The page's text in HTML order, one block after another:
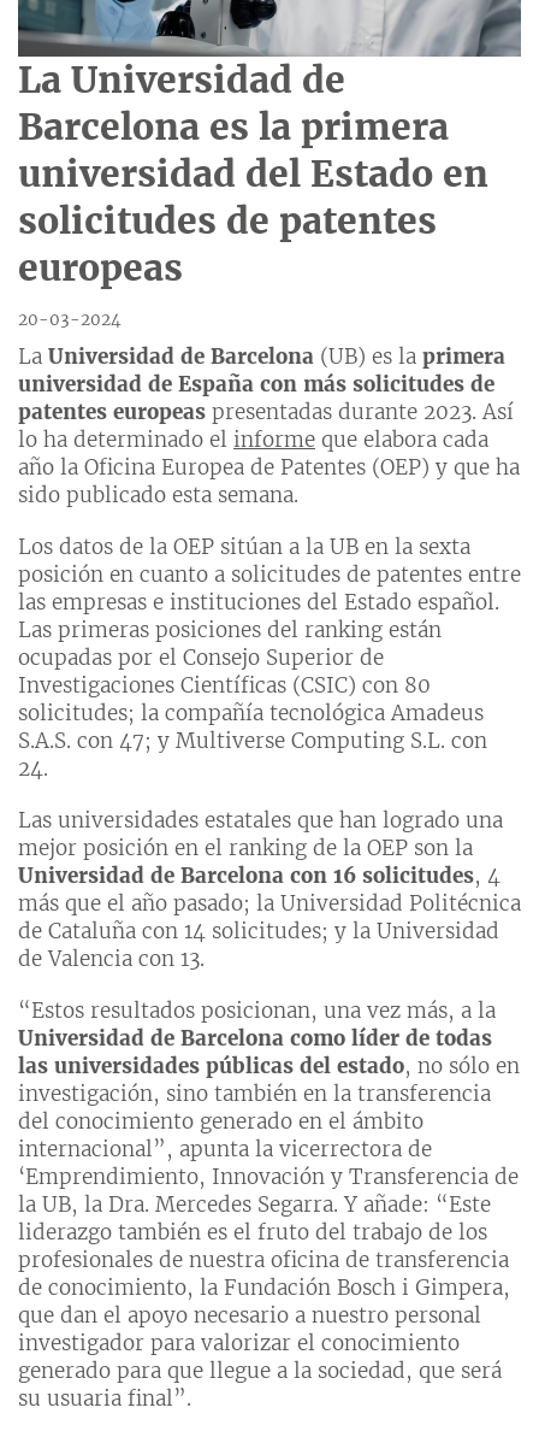
La Universidad de
Barcelona es la primera
universidad del Estado en
solicitudes de patentes
europeas
20-03-2024
La Universidad de Barcelona (UB) es la primera
universidad de España con más solicitudes de
patentes europeas presentadas durante 2023. Así
lo ha determinado el informe que elabora cada
año la Oficina Europea de Patentes (OEP) y que ha
sido publicado esta semana.
Los datos de la OEP sitúan a la UB en la sexta
posición en cuanto a solicitudes de patentes entre
las empresas e instituciones del Estado español.
Las primeras posiciones del ranking están
ocupadas por el Consejo Superior de
Investigaciones Científicas (CSIC) con 80
solicitudes; la compañía tecnológica Amadeus
S.A.S. con 47; y Multiverse Computing S.L. con
24.
Las universidades estatales que han logrado una
mejor posición en el ranking de la OEP son la
Universidad de Barcelona con 16 solicitudes, 4
más que el año pasado; la Universidad Politécnica
de Cataluña con 14 solicitudes; y la Universidad
de Valencia con 13.
“Estos resultados posicionan, una vez más, a la
Universidad de Barcelona como líder de todas
las universidades públicas del estado, no sólo en
investigación, sino también en la transferencia
del conocimiento generado en el ámbito
internacional”, apunta la vicerrectora de
‘Emprendimiento, Innovación y Transferencia de
la UB, la Dra. Mercedes Segarra. Y añade: “Este
liderazgo también es el fruto del trabajo de los
profesionales de nuestra oficina de transferencia
de conocimiento, la Fundación Bosch i Gimpera,
que dan el apoyo necesario a nuestro personal
investigador para valorizar el conocimiento
generado para que llegue a la sociedad, que será
su usuaria final”.